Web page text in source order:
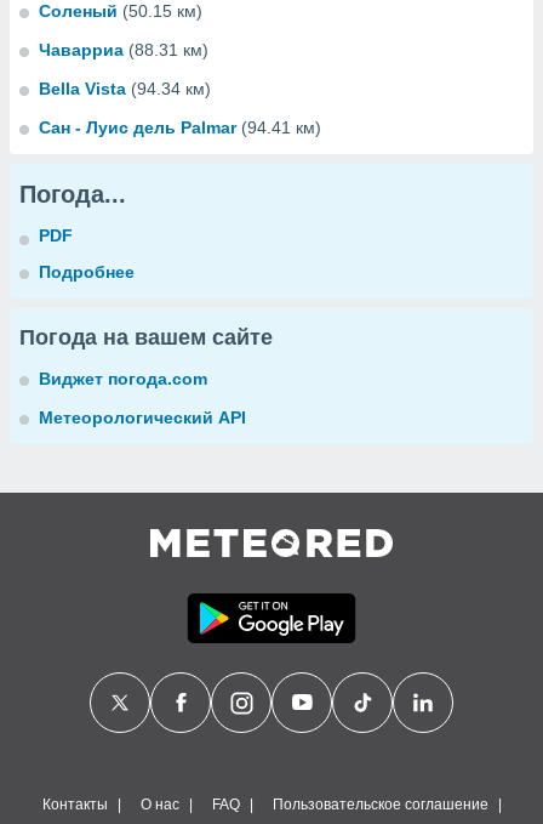
Соленый (50.15 км)
Чаварриа (88.31 км)
Bella Vista (94.34 км)
Сан - Луис дель Palmar (94.41 км)
Погода...
PDF
Подробнее
Погода на вашем сайте
Виджет погода.com
Метеорологический API
Контакты О нас FAQ Пользовательское соглашение